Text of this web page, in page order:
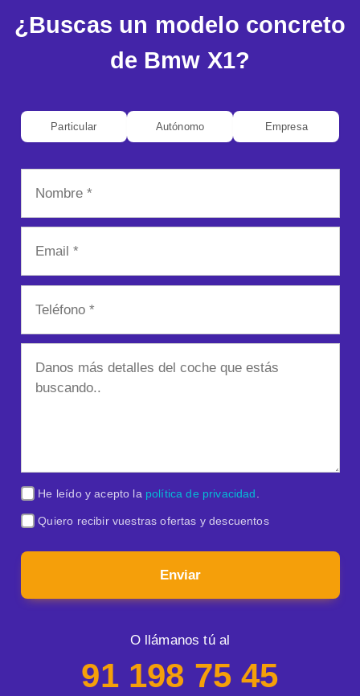
¿Buscas un modelo concreto
de Bmw X1?
Particular Autónomo Empresa
He leído y acepto la política de privacidad.
Quiero recibir vuestras ofertas y descuentos
Enviar
O llámanos tú al
91 198 75 45